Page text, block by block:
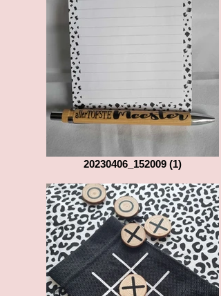
20230406_152009 (1)